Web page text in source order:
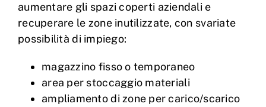
aumentare gli spazi coperti aziendali e
recuperare le zone inutilizzate, con svariate
possibilità di impiego:
magazzino fisso o temporaneo
area per stoccaggio materiali
ampliamento di zone per carico/scarico